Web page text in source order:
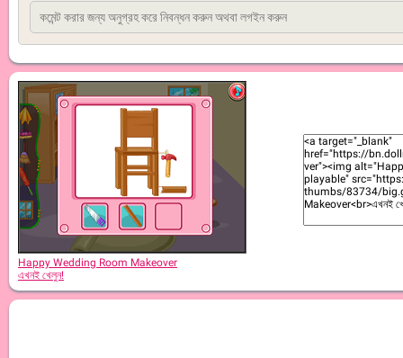
Happy Wedding Room Makeover
এখনই খেলুন!